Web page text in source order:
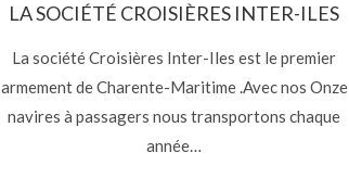
LA SOCIÉTÉ CROISIÈRES INTER-ILES
La société Croisières Inter-Iles est le premier
armement de Charente-Maritime .Avec nos Onze
navires à passagers nous transportons chaque
année…